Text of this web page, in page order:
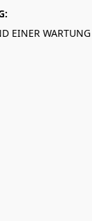
EINER